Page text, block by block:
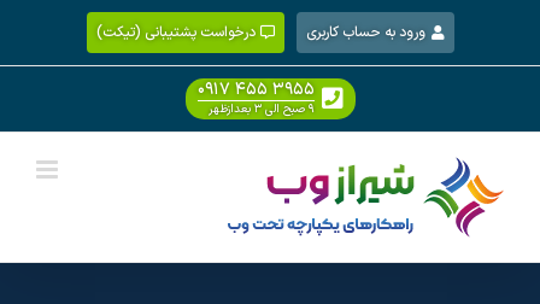
content
ورود به حساب کاربری درخواست پشتیبانی (تیکت)
۰۹۱۷ ۴۵۵ ۳۹۵۵
۹ صبح الی ۳ بعدازظهر